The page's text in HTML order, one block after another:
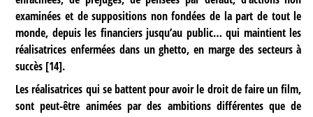
examinées et de suppositions non fondées de la part de tout le
monde, depuis les financiers jusqu’au public… qui maintient les
réalisatrices enfermées dans un ghetto, en marge des secteurs à
succès [14].
Les réalisatrices qui se battent pour avoir le droit de faire un film,
sont peut-être animées par des ambitions différentes que de